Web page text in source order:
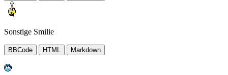
Sonstige Smilie
BBCode HTML Markdown